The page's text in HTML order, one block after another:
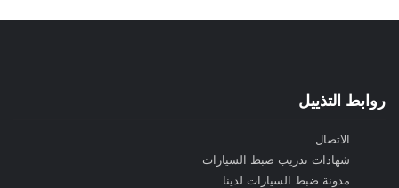
روابط التذييل
الاتصال
شهادات تدريب ضبط السيارات
مدونة ضبط السيارات لدينا